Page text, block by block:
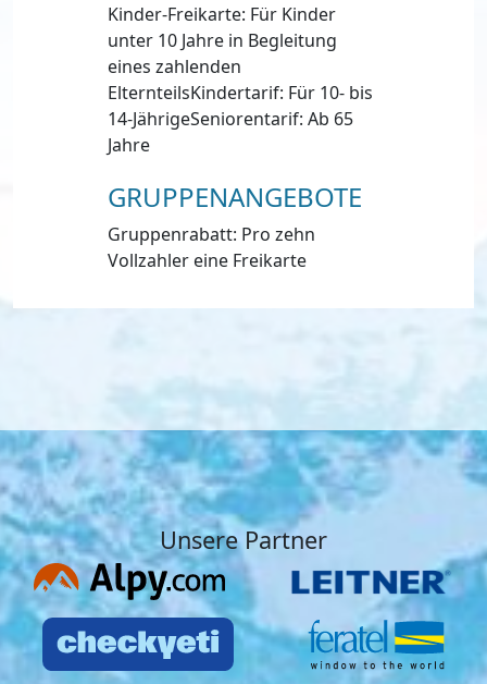
Kinder-Freikarte: Für Kinder
unter 10 Jahre in Begleitung
eines zahlenden
ElternteilsKindertarif: Für 10- bis
14-JährigeSeniorentarif: Ab 65
Jahre
GRUPPENANGEBOTE
Gruppenrabatt: Pro zehn
Vollzahler eine Freikarte
Unsere Partner